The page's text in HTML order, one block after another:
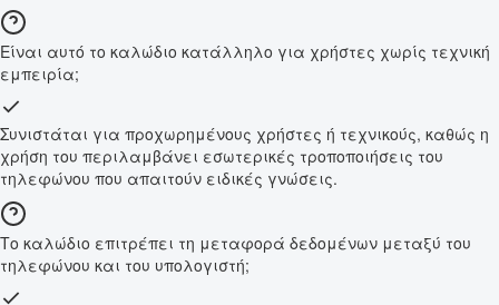
Είναι αυτό το καλώδιο κατάλληλο για χρήστες χωρίς τεχνική
εμπειρία;
Συνιστάται για προχωρημένους χρήστες ή τεχνικούς, καθώς η
χρήση του περιλαμβάνει εσωτερικές τροποποιήσεις του
τηλεφώνου που απαιτούν ειδικές γνώσεις.
Το καλώδιο επιτρέπει τη μεταφορά δεδομένων μεταξύ του
τηλεφώνου και του υπολογιστή;